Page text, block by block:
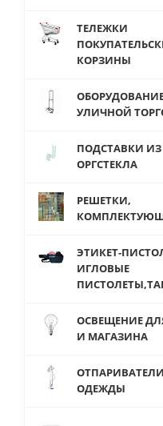
ТЕЛЕЖКИ
КОРЗИНЫ
УЛИЧНОЙ
ПОДСТАВКИ ИЗ
ОРГСТЕКЛА
РЕШЕТКИ,
ЭТИКЕТ-
ИГЛОВЫЕ
ОСВЕЩЕНИЕ
И МАГАЗИНА
ОДЕЖДЫ